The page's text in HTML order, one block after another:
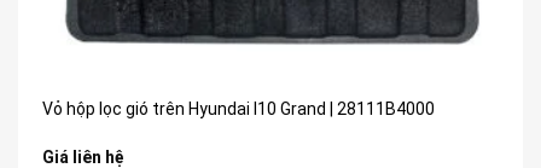
Vỏ hộp lọc gió trên Hyundai I10 Grand | 28111B4000
Giá liên hệ